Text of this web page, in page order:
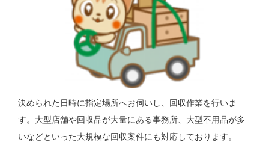
決められた日時に指定場所へお伺いし、回収作業を行いま
す。大型店舗や回収品が大量にある事務所、大型不用品が多
いなどといった大規模な回収案件にも対応しております。